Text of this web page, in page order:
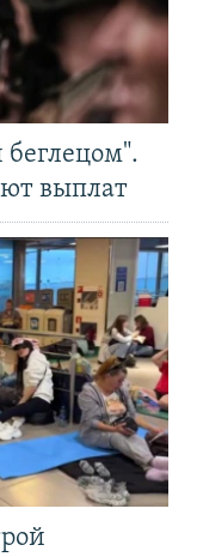
беглецом".
выплат